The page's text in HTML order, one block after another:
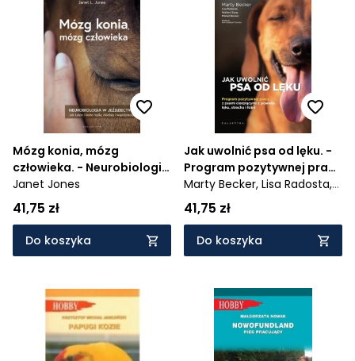
Mózg konia, mózg
człowieka. - Neurobiologia
w jeździectwie
Janet Jones
41,75 zł
Do koszyka
Jak uwolnić psa od lęku. -
Program pozytywnej pracy
z psami cierpiącymi z
powodu lęku, strachu i
fobii
Marty Becker, Lisa Radosta,
Wailani Sung,
41,75 zł
Do koszyka